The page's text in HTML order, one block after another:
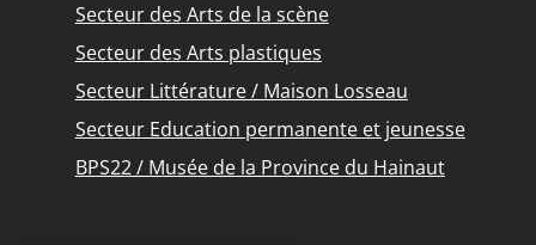
Secteur des Arts de la scène
Secteur des Arts plastiques
Secteur Littérature / Maison Losseau
Secteur Education permanente et jeunesse
BPS22 / Musée de la Province du Hainaut